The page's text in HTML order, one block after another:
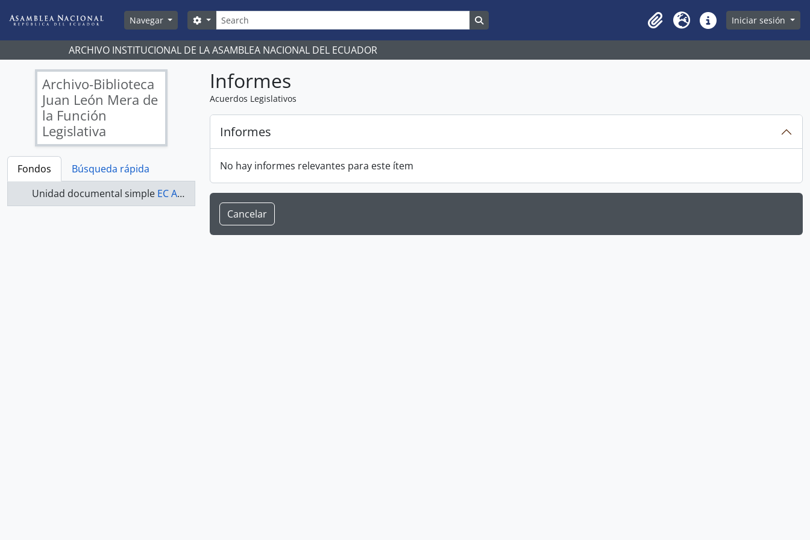
Navegar
Búsqueda
Search options
Clipboard
Idioma Enlaces rápidos
Iniciar sesión
ARCHIVO INSTITUCIONAL DE LA ASAMBLEA NACIONAL DEL ECUADOR
Archivo-Biblioteca
Juan León Mera de
la Función
Legislativa
Fondos
Búsqueda rápida
Unidad documental simple EC AN ABJLM ACUERDOS 0449-A - Acuerdos Legislativos
Informes
Acuerdos Legislativos
Informes
No hay informes relevantes para este ítem
Cancelar